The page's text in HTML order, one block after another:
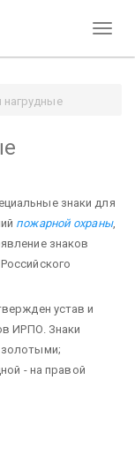
нагрудные
знаки для
пожарной охраны,
знаков
устав и
ИРПО. Знаки
- на правой